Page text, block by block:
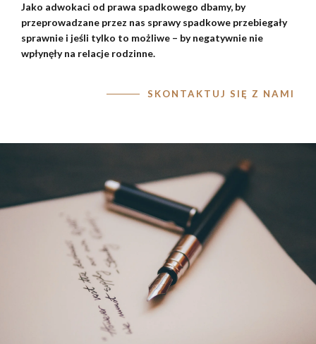
Jako adwokaci od prawa spadkowego dbamy, by
przeprowadzane przez nas sprawy spadkowe przebiegały
sprawnie i jeśli tylko to możliwe – by negatywnie nie
wpłynęły na relacje rodzinne.
SKONTAKTUJ SIĘ Z NAMI